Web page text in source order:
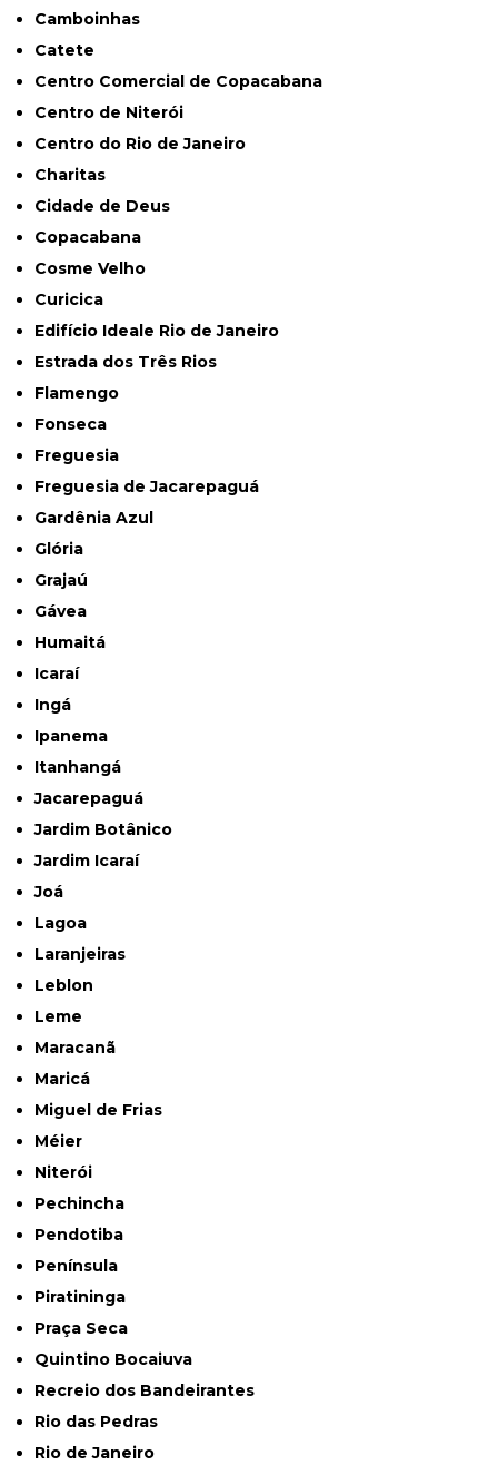
Camboinhas
Catete
Centro Comercial de Copacabana
Centro de Niterói
Centro do Rio de Janeiro
Charitas
Cidade de Deus
Copacabana
Cosme Velho
Curicica
Edifício Ideale Rio de Janeiro
Estrada dos Três Rios
Flamengo
Fonseca
Freguesia
Freguesia de Jacarepaguá
Gardênia Azul
Glória
Grajaú
Gávea
Humaitá
Icaraí
Ingá
Ipanema
Itanhangá
Jacarepaguá
Jardim Botânico
Jardim Icaraí
Joá
Lagoa
Laranjeiras
Leblon
Leme
Maracanã
Maricá
Miguel de Frias
Méier
Niterói
Pechincha
Pendotiba
Península
Piratininga
Praça Seca
Quintino Bocaiuva
Recreio dos Bandeirantes
Rio das Pedras
Rio de Janeiro